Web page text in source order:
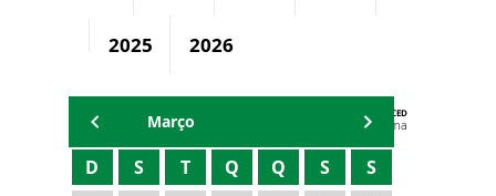
2025 2026
AGENDA DA CODED/CED
Vagna Lima
Março
D S T Q Q S S